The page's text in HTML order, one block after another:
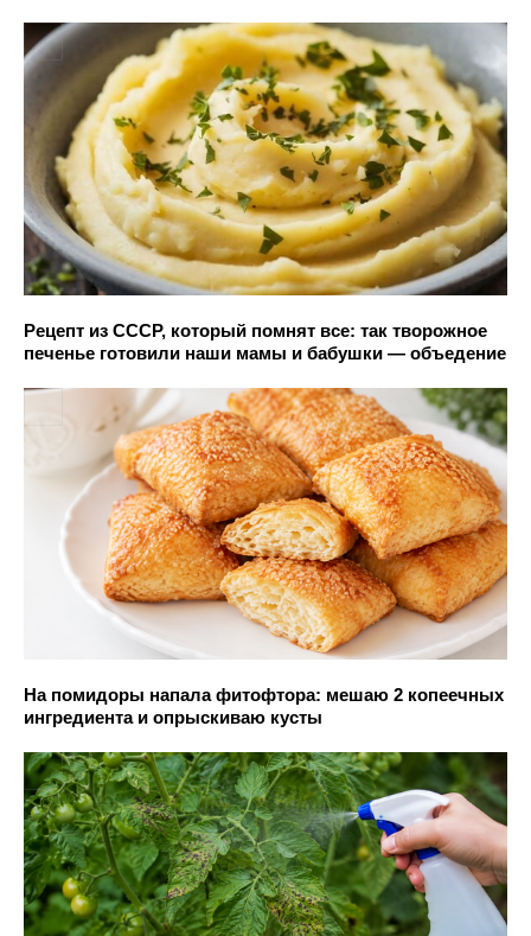
Рецепт из СССР, который помнят все: так творожное
печенье готовили наши мамы и бабушки — объедение
На помидоры напала фитофтора: мешаю 2 копеечных
ингредиента и опрыскиваю кусты